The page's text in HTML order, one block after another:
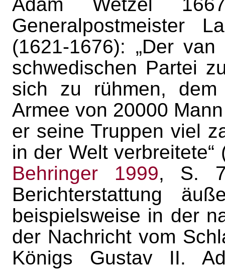
Generalpostmeister
(1621-1676): „Der
schwedischen Partei
sich zu rühmen,
Armee von 20000
er seine Truppen viel
in der Welt verbreitete“
Behringer 1999, S.
Berichterstattung
beispielsweise in der
der Nachricht vom
Königs Gustav II.